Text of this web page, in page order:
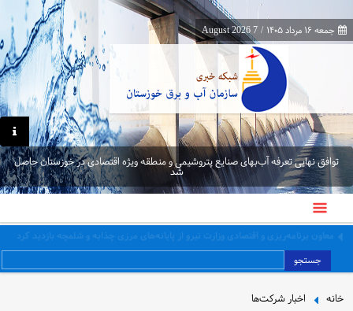
جمعه ۱۶ مرداد ۱۴۰۵ /
7 August 2026
توافق نهایی تعرفه آب‌بهای صنایع پتروشیمی و منطقه ویژه اقتصادی در خوزستان حاصل
شد
معاون برنامه‌ریزی و اقتصادی وزارت نیرو از پایانه‌های مرزی چذابه و شلمچه بازدید کرد
جستجو
خانه اخبار شرکت‌ها